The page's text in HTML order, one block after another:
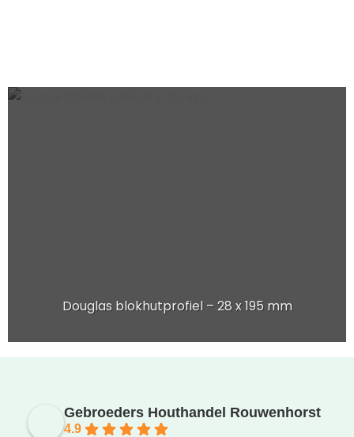
Douglas blokhutprofiel – 28 x 195 mm
Gebroeders Houthandel Rouwenhorst
4.9